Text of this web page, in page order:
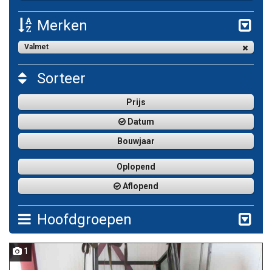
Merken
Valmet
Sorteer
Prijs
Datum
Bouwjaar
Oplopend
Aflopend
Hoofdgroepen
1